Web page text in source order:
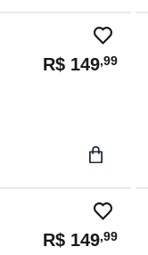
R$ 149,99
R$ 149,99